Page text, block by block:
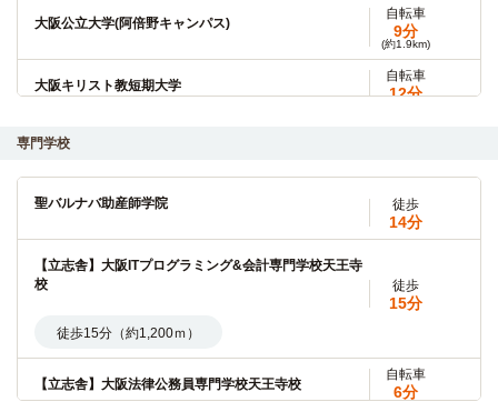
大阪公立大学(阿倍野キャンパス)
自転車
9分
(約1.9km)
大阪キリスト教短期大学
自転車
12分
大手前大学(大阪大手前キャンパス)
四天王寺前夕陽ヶ丘→（大阪メトロ谷町線7分）→天満橋
寺田町→（大阪環状線1分）→天王寺（5分）→（大阪メトロ
電車
16分
専門学校
聖バルナバ助産師学院 徒歩
14分
【立志舎】大阪ITプログラミング&会計専門学校天王寺
校
徒歩
15分
徒歩15分（約1,200ｍ）
【立志舎】大阪法律公務員専門学校天王寺校
自転車
6分
(約1.2km)